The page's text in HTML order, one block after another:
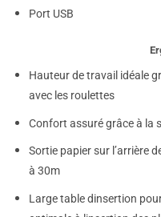
Port USB
Hauteur de travail idéale
avec les roulettes
Confort assuré grâce à la
Sortie papier sur l’arrière
à 30m
Large table dinsertion